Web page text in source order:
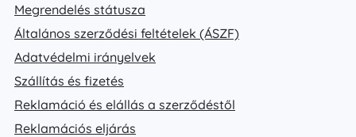
Megrendelés státusza
Általános szerződési feltételek (ÁSZF)
Adatvédelmi irányelvek
Szállítás és fizetés
Reklamáció és elállás a szerződéstől
Reklamációs eljárás